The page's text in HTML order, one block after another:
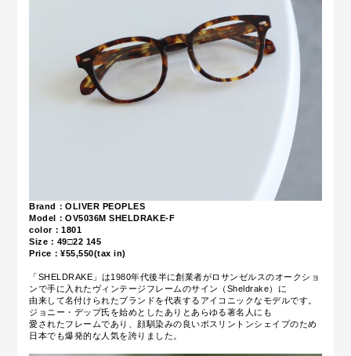
Brand：OLIVER PEOPLES
Model：OV5036M SHELDRAKE-F
color：1801
Size：49□22 145
Price：¥55,550(tax in)
「SHELDRAKE」は1980年代後半に創業者がロサンゼルスのオークショ
ンで手に入れたヴィンテージフレームのサイン（Sheldrake）に
由来して名付けられたブランドを代表するアイコニックなモデルです。
ジョニー・デップ氏を始めとしたありとあらゆる著名人にも
愛されたフレームであり、顔馴染みの良いボスリントンシェイプのため
日本でも爆発的な人気を誇りました。